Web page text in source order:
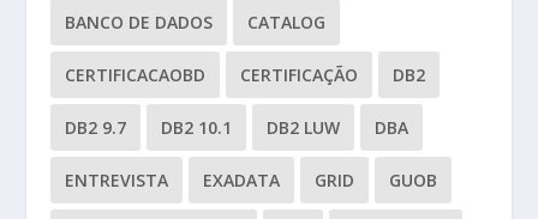
BANCO DE DADOS CATALOG
CERTIFICACAOBD CERTIFICAÇÃO DB2
DB2 9.7 DB2 10.1 DB2 LUW DBA
ENTREVISTA EXADATA GRID GUOB